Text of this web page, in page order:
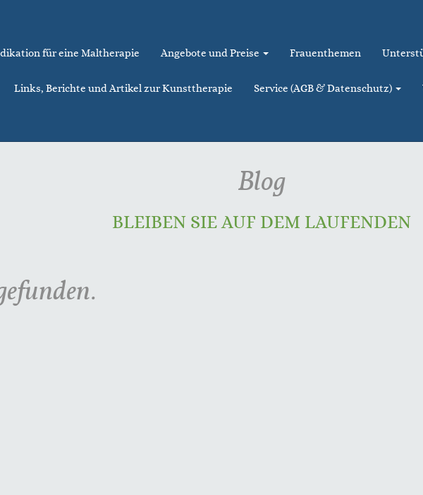
für eine Maltherapie Angebote und Preise Frauenthemen
Links, Berichte und Artikel zur Kunsttherapie Service (AGB & Datenschutz)
Blog
BLEIBEN SIE AUF DEM LAUFENDEN